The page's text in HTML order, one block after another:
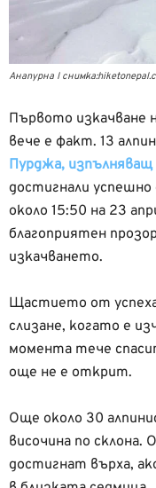
Анапурна I
Първото изкачване
вече е факт. 13
Пурджа, изпълняващ
достигнали успешно
около 15:50 на 23
благоприятен
изкачването.
Щастието от успеха
слизане, когато е
момента тече
още не е открит.
Още около 30
височина по склона.
достигнат върха,